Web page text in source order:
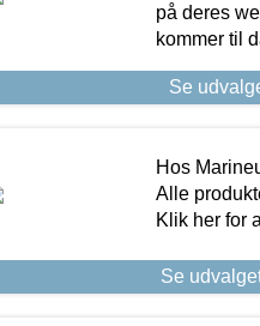
på deres
kommer til
Se
Hos
Alle
Klik her for
Se